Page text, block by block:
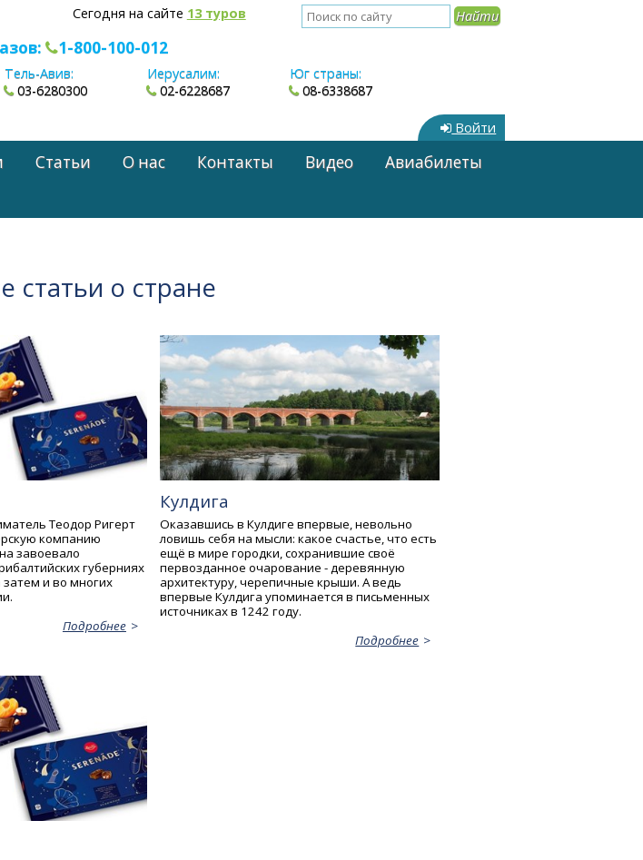
Сегодня на сайте 13 туров
1-800-100-012
Тель-Авив:
03-6280300
Иерусалим:
02-6228687
Юг страны:
08-6338687
Войти
Статьи О нас Контакты Видео
Авиабилеты
статьи о стране
Теодор Ригерт
компанию
завоевало
губерниях
затем и во многих
Подробнее
Кулдига
Оказавшись в Кулдиге впервые, невольно
ловишь себя на мысли: какое счастье, что есть
ещё в мире городки, сохранившие своё
первозданное очарование - деревянную
архитектуру, черепичные крыши. А ведь
впервые Кулдига упоминается в письменных
источниках в 1242 году.
Подробнее